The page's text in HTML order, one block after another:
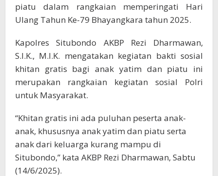
piatu dalam rangkaian memperingati Hari
Ulang Tahun Ke-79 Bhayangkara tahun 2025.
Kapolres Situbondo AKBP Rezi Dharmawan,
S.I.K., M.I.K. mengatakan kegiatan bakti sosial
khitan gratis bagi anak yatim dan piatu ini
merupakan rangkaian kegiatan sosial Polri
untuk Masyarakat.
“Khitan gratis ini ada puluhan peserta anak-
anak, khususnya anak yatim dan piatu serta
anak dari keluarga kurang mampu di
Situbondo,” kata AKBP Rezi Dharmawan, Sabtu
(14/6/2025).